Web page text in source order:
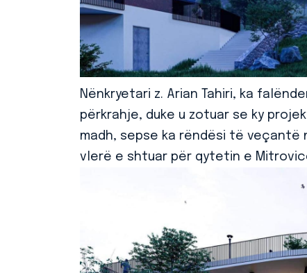
Nënkryetari z. Arian Tahiri, ka
përkrahje, duke u zotuar se ky
madh, sepse ka rëndësi të veçantë
vlerë e shtuar për qytetin e